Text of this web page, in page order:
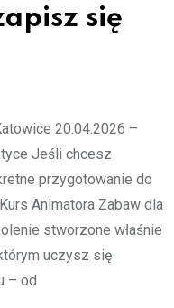
się
20.04.2026 –
Jeśli chcesz
przygotowanie do
Animatora Zabaw dla
stworzone właśnie
uczysz się
– od